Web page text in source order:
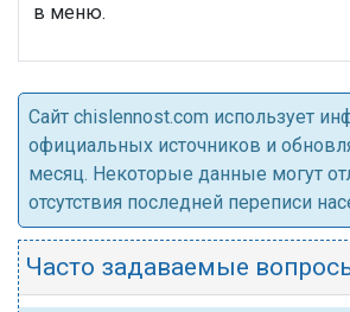
в меню.
Cайт chislennost.com использует
официальных источников и
месяц. Некоторые данные могут
отсутствия последней переписи
Часто задаваемые